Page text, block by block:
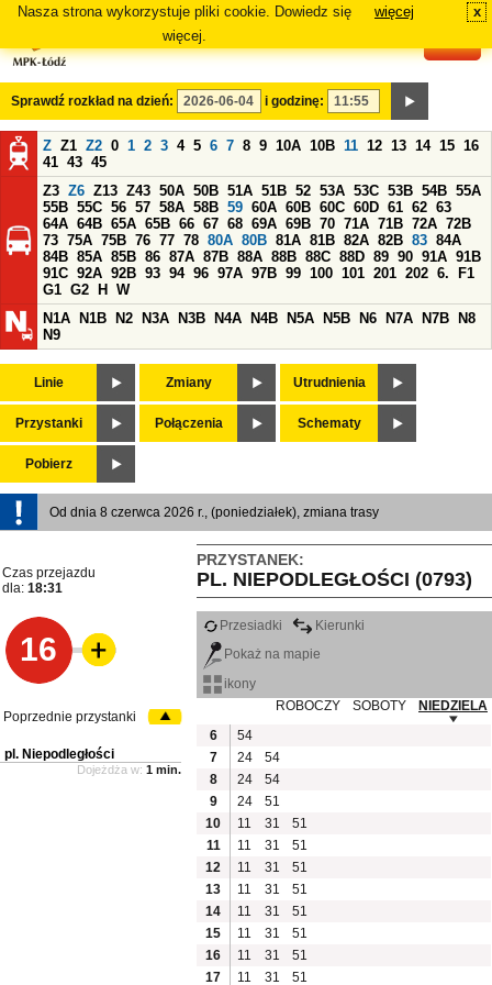
Nasza strona wykorzystuje pliki cookie. Dowiedz się
więcej.
więcej x
Sprawdź rozkład na dzień: i godzinę:
Z Z1 Z2 0 1 2 3 4 5 6 7 8 9 10A 10B 11 12 13 14 15 16
41 43 45
Z3 Z6 Z13 Z43 50A 50B 51A 51B 52 53A 53C 53B 54B 55A
55B 55C 56 57 58A 58B 59 60A 60B 60C 60D 61 62 63
64A 64B 65A 65B 66 67 68 69A 69B 70 71A 71B 72A 72B
73 75A 75B 76 77 78 80A 80B 81A 81B 82A 82B 83 84A
84B 85A 85B 86 87A 87B 88A 88B 88C 88D 89 90 91A 91B
91C 92A 92B 93 94 96 97A 97B 99 100 101 201 202 6.
F1
G1 G2 H
W
N1A
N1B N2 N3A N3B N4A N4B N5A N5B N6 N7A N7B
N8
N9
Linie Zmiany Utrudnienia
Przystanki Połączenia Schematy
Pobierz
Od dnia 8 czerwca 2026 r., (poniedziałek), zmiana trasy
PRZYSTANEK:
PL. NIEPODLEGŁOŚCI (0793)
Czas przejazdu
dla: 18:31
16
Przesiadki
Kierunki
Pokaż na mapie
ikony
ROBOCZY
SOBOTY
NIEDZIELA
6
54
7
24
54
8
24
54
9
24
51
10
11 31
51
11
11 31
51
12
11 31
51
13
11 31
51
14
11 31
51
15
11 31
51
16
11 31
51
17
11 31 51
Poprzednie przystanki
pl. Niepodległości
Dojeżdża w: 1 min.